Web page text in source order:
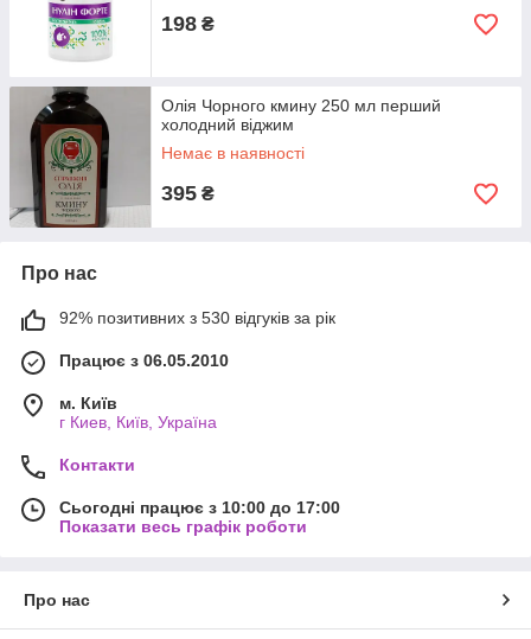
198 ₴
Олія Чорного кмину 250 мл перший
холодний віджим
Немає в наявності
395 ₴
Про нас
92% позитивних з 530 відгуків за рік
Працює з 06.05.2010
м. Київ
г Киев, Київ, Україна
Контакти
Сьогодні працює з 10:00 до 17:00
Показати весь графік роботи
Про нас